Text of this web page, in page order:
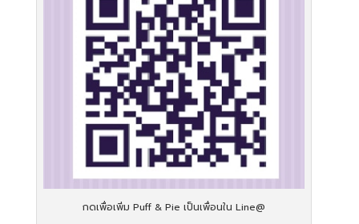
กดเพื่อเพิ่ม Puff & Pie เป็นเพื่อนใน Line@